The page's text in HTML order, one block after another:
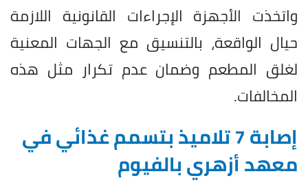
واتخذت الأجهزة الإجراءات القانونية اللازمة
حيال الواقعة، بالتنسيق مع الجهات المعنية
لغلق المطعم وضمان عدم تكرار مثل هذه
المخالفات.
إصابة 7 تلاميذ بتسمم غذائي في
معهد أزهري بالفيوم